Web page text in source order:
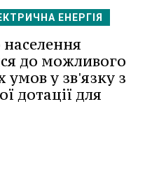
ЕНЕРГІЯ
до можливого
умов у зв'язку з
дотації для